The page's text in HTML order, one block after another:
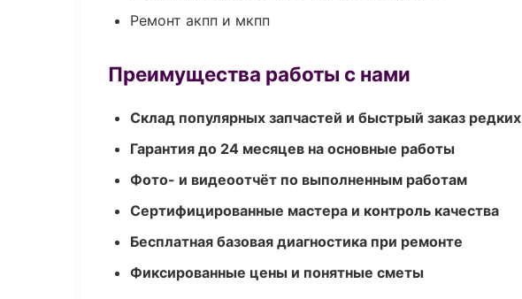
Ремонт акпп и мкпп
Преимущества работы с нами
Склад популярных запчастей и быстрый заказ редких
Гарантия до 24 месяцев на основные работы
Фото- и видеоотчёт по выполненным работам
Сертифицированные мастера и контроль качества
Бесплатная базовая диагностика при ремонте
Фиксированные цены и понятные сметы